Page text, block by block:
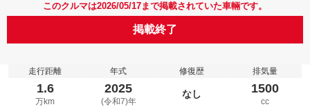
このクルマは2026/05/17まで掲載されていた車輛です。
掲載終了
走行距離
1.6
万km
年式
2025
(令和7)年
修復歴
なし
排気量
1500
cc